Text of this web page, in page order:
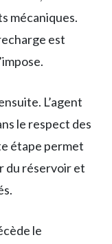
mécaniques.
est
L’agent
le respect des
étape permet
du réservoir et
le